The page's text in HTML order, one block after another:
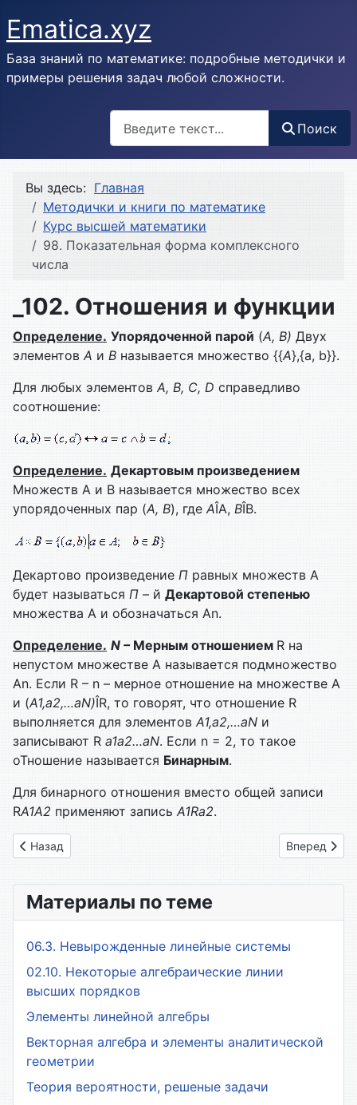
Ematica.xyz
База знаний по математике: подробные методички и
примеры решения задач любой сложности.
Поиск
Вы здесь: Главная
Методички и книги по математике
Курс высшей математики
98. Показательная форма комплексного
числа
_102. Отношения и функции
Определение. Упорядоченной парой (A, B) Двух
элементовA и B называется множество {{A},{a, b}}.
Для любых элементов A, B, C, D справедливо
соотношение:
Определение. Декартовым произведением
Множеств А и В называется множество всех
упорядоченных пар (A, B), гдеАÎА, BÎB.
Декартово произведение П равных множеств А
будет называться П – й Декартовой степенью
множества А и обозначаться Аn.
Определение. N – Мерным отношением R на
непустом множестве А называется подмножество
Аn. Если R – n – мерное отношение на множестве А
и (А1,а2,…аN)ÎR, то говорят, что отношение R
выполняется для элементов А1,а2,…аN и
записывают R а1а2…аN. Если n = 2, то такое
оТношение называется Бинарным.
Для бинарного отношения вместо общей записи
RA1A2 применяют запись А1Ra2.
Предыдущий: _101. Операции над множествами
Назад Следующий:
Вперед
Материалы по теме
06.3. Невырожденные линейные системы
02.10. Некоторые алгебраические линии
высших порядков
Элементы линейной алгебры
Векторная алгебра и элементы аналитической
геометрии
Теория вероятности, решеные задачи